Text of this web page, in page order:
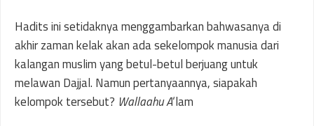
Hadits ini setidaknya menggambarkan bahwasanya di
akhir zaman kelak akan ada sekelompok manusia dari
kalangan muslim yang betul-betul berjuang untuk
melawan Dajjal. Namun pertanyaannya, siapakah
kelompok tersebut? Wallaahu A‘lam